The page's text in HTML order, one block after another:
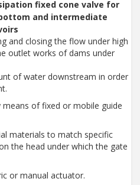
fixed cone valve for
and intermediate
and closing the flow under high
outlet works of dams under
of water downstream in order
of fixed or mobile guide
materials to match specific
the head under which the gate
or manual actuator.